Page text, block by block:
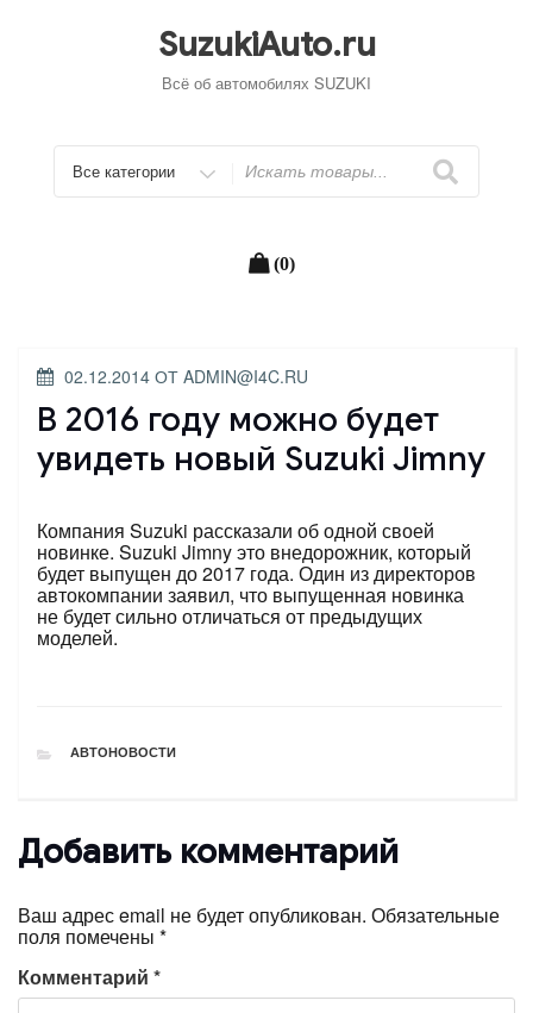
SuzukiAuto.ru
Всё об автомобилях SUZUKI
Искать
(0)
ОПУБЛИКОВАНО
02.12.2014 ОТ ADMIN@I4C.RU
В 2016 году можно будет
увидеть новый Suzuki Jimny
Компания Suzuki рассказали об одной своей
новинке. Suzuki Jimny это внедорожник, который
будет выпущен до 2017 года. Один из директоров
автокомпании заявил, что выпущенная новинка
не будет сильно отличаться от предыдущих
моделей.
РУБРИКИ
АВТОНОВОСТИ
Добавить комментарий
Ваш адрес email не будет опубликован. Обязательные
поля помечены *
Комментарий *